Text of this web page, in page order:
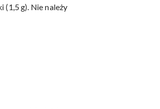
(1,5 g). Nie należy